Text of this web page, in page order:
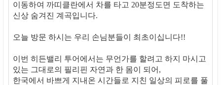
이동하여 까띠클란에서 차를 타고 20분정도면 도착하는
신상 숨겨진 계곡입니다.
오늘 방문 하시는 우리 손님분들이 최초이십니다!!
이번 히든밸리 투어에서는 무언가를 할려고 하지 마시고
있는 그대로의 필리핀 자연과 한 몸이 되어,
한국에서 바쁘게 지내온 시간들로 지친 일상의 피로를 풀